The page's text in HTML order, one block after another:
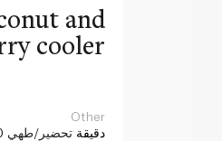
and
cooler
Other
10 دقيقة تحضير/طهي